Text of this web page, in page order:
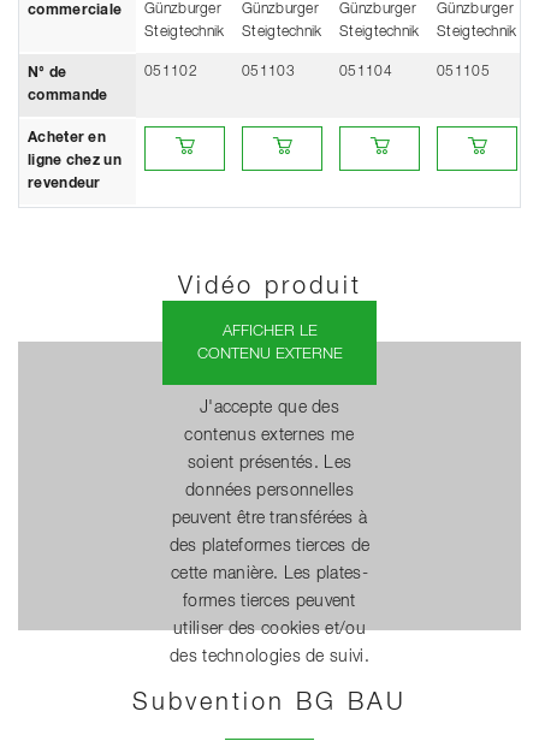
commerciale
Günzburger
Steigtechnik
Günzburger
Steigtechnik
Günzburger
Steigtechnik
Günzburger
Steigtechnik
N° de
commande
051102 051103 051104 051105
Acheter en
ligne chez un
revendeur
Acheter en ligne chez un revendeur
Acheter en ligne chez un revendeur
Acheter en ligne chez un
Acheter en
Vidéo produit
AFFICHER LE
CONTENU EXTERNE
J'accepte que des
contenus externes me
soient présentés. Les
données personnelles
peuvent être transférées à
des plateformes tierces de
cette manière. Les plates-
formes tierces peuvent
utiliser des cookies et/ou
des technologies de suivi.
Subvention BG BAU